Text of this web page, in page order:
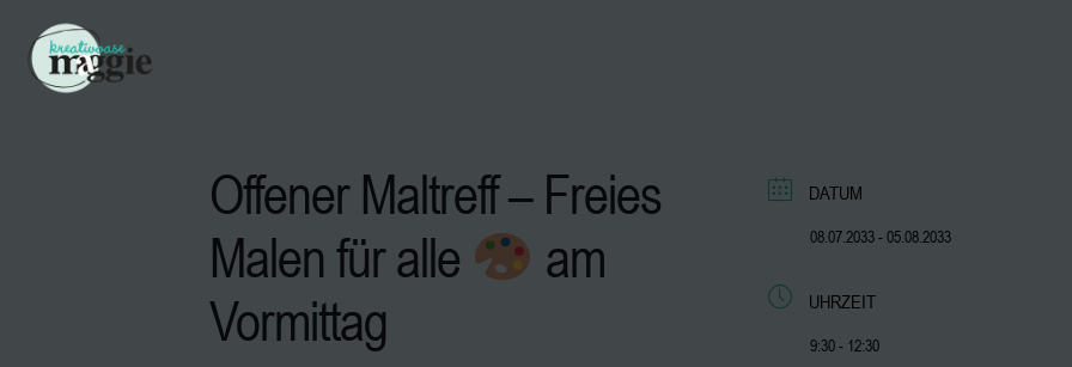
Offener Maltreff – Freies
Malen für alle
am
Vormittag
DATUM
08.07.2033- 05.08.2033
UHRZEIT
9:30 - 12:30